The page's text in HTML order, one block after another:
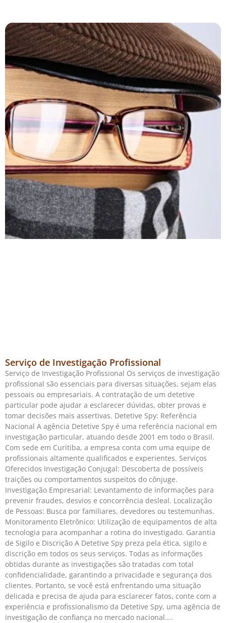
Serviço de Investigação Profissional
Serviço de Investigação Profissional Os serviços de investigação
profissional são essenciais para diversas situações, sejam elas
pessoais ou empresariais. A contratação de um detetive
particular pode ajudar a esclarecer dúvidas, obter provas e
tomar decisões mais assertivas. Detetive Spy: Referência
Nacional A agência Detetive Spy é uma referência nacional em
investigação particular, atuando desde 2001 em todo o Brasil.
Com sede em Curitiba, a empresa conta com uma equipe de
profissionais altamente qualificados e experientes. Serviços
Oferecidos Investigação Conjugal: Descoberta de possíveis
traições ou comportamentos suspeitos do cônjuge.
Investigação Empresarial: Levantamento de informações para
prevenir fraudes, desvios e concorrência desleal. Localização
de Pessoas: Busca por familiares, devedores ou testemunhas.
Monitoramento Eletrônico: Utilização de equipamentos de alta
tecnologia para acompanhar a rotina do investigado. Garantia
de Sigilo e Discrição A Detetive Spy preza pela ética, sigilo e
discrição em todos os seus serviços. Todas as informações
obtidas durante as investigações são tratadas com total
confidencialidade, garantindo a privacidade e segurança dos
clientes. Portanto, se você está enfrentando uma situação
delicada e precisa de ajuda para esclarecer fatos, conte com a
experiência e profissionalismo da Detetive Spy, uma agência de
investigação de confiança no mercado nacional.